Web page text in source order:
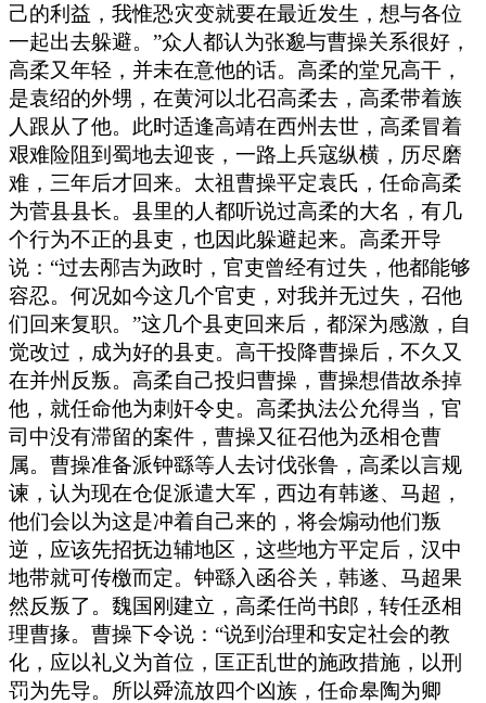
己的利益，我惟恐灾变就要在最近发生，想与各位
一起出去躲避。”众人都认为张邈与曹操关系很好，
高柔又年轻，并未在意他的话。高柔的堂兄高干，
是袁绍的外甥，在黄河以北召高柔去，高柔带着族
人跟从了他。此时适逢高靖在西州去世，高柔冒着
艰难险阻到蜀地去迎丧，一路上兵寇纵横，历尽磨
难，三年后才回来。太祖曹操平定袁氏，任命高柔
为菅县县长。县里的人都听说过高柔的大名，有几
个行为不正的县吏，也因此躲避起来。高柔开导
说：“过去邴吉为政时，官吏曾经有过失，他都能够
容忍。何况如今这几个官吏，对我并无过失，召他
们回来复职。”这几个县吏回来后，都深为感激，自
觉改过，成为好的县吏。高干投降曹操后，不久又
在并州反叛。高柔自己投归曹操，曹操想借故杀掉
他，就任命他为刺奸令史。高柔执法公允得当，官
司中没有滞留的案件，曹操又征召他为丞相仓曹
属。曹操准备派钟繇等人去讨伐张鲁，高柔以言规
谏，认为现在仓促派遣大军，西边有韩遂、马超，
他们会以为这是冲着自己来的，将会煽动他们叛
逆，应该先招抚边辅地区，这些地方平定后，汉中
地带就可传檄而定。钟繇入函谷关，韩遂、马超果
然反叛了。魏国刚建立，高柔任尚书郎，转任丞相
理曹掾。曹操下令说：“说到治理和安定社会的教
化，应以礼义为首位，匡正乱世的施政措施，以刑
罚为先导。所以舜流放四个凶族，任命皋陶为卿